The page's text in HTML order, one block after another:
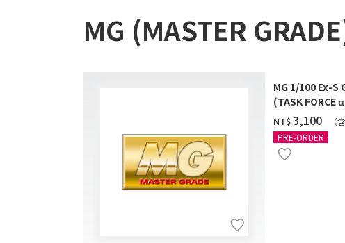
MG (MASTER
MG 1/100 Ex-S
(TASK FORCE
送]
NT$‌3,100
（
PRE-ORDER